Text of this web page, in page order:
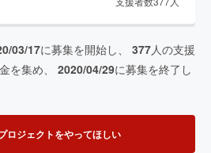
03/17に募集を開始し、 377人の支援
を集め、 2020/04/29に募集を終了し
ロジェクトをやってほしい